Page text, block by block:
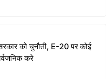
को चुनौती, E-20 पर कोई
करे